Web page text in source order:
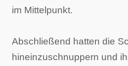
im Mittelpunkt.
Abschließend hatten die
hineinzuschnuppern und